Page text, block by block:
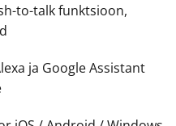
to-talk funktsioon,
ja Google Assistant